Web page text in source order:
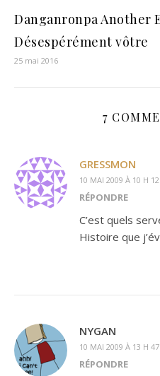
Danganronpa Another
Désespérément vôtre
25 mai 2016
7
GRESSMON
10 MAI 2009 À 10 H
RÉPONDRE
C’est quels
Histoire que
NYGAN
10 MAI 2009 À 13 H
RÉPONDRE